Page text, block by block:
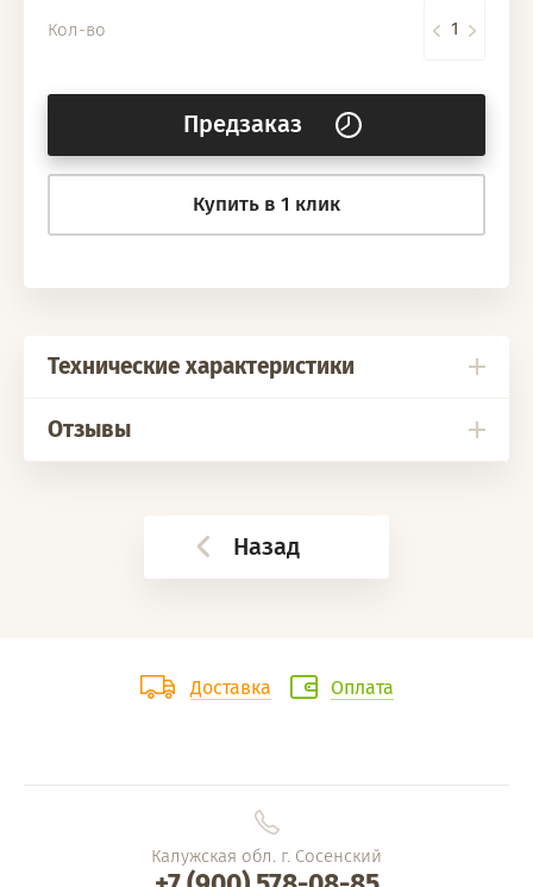
Кол-во
Предзаказ
Купить в 1 клик
Технические характеристики
Отзывы
Назад
Доставка Оплата
Калужская обл. г. Сосенский